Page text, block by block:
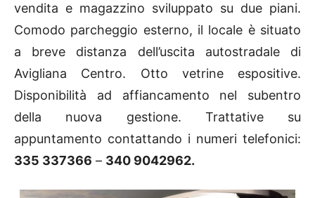
vendita e magazzino sviluppato su due piani.
Comodo parcheggio esterno, il locale è situato
a breve distanza dell’uscita autostradale di
Avigliana Centro. Otto vetrine espositive.
Disponibilità ad affiancamento nel subentro
della nuova gestione. Trattative su
appuntamento contattando i numeri telefonici:
335 337366 – 340 9042962.